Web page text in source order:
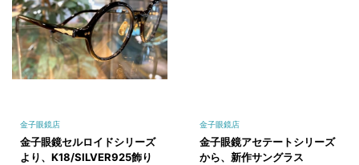
金子眼鏡店
金子眼鏡セルロイドシリーズ
より、K18/SILVER925飾り
金子眼鏡店
金子眼鏡アセテートシリーズ
から、新作サングラス